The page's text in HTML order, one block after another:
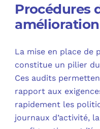
Procédures
La mise en place de
constitue un pilier
Ces audits
rapport aux
rapidement les
journaux d’activité,